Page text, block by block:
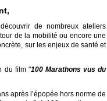
de nombreux ateliers
de la mobilité ou encore une
sur les enjeux de santé et
du film "100 Marathons vus du
après l’épopée hors norme de